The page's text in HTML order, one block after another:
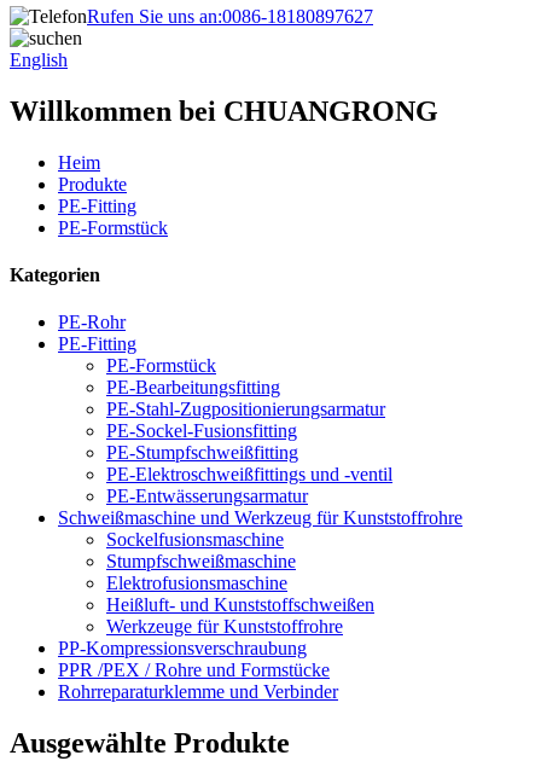
Rufen Sie uns an:0086-18180897627
English
Willkommen bei CHUANGRONG
Heim
Produkte
PE-Fitting
PE-Formstück
Kategorien
PE-Rohr
PE-Fitting
PE-Formstück
PE-Bearbeitungsfitting
PE-Stahl-Zugpositionierungsarmatur
PE-Sockel-Fusionsfitting
PE-Stumpfschweißfitting
PE-Elektroschweißfittings und -ventil
PE-Entwässerungsarmatur
Schweißmaschine und Werkzeug für Kunststoffrohre
Sockelfusionsmaschine
Stumpfschweißmaschine
Elektrofusionsmaschine
Heißluft- und Kunststoffschweißen
Werkzeuge für Kunststoffrohre
PP-Kompressionsverschraubung
PPR /PEX / Rohre und Formstücke
Rohrreparaturklemme und Verbinder
Ausgewählte Produkte